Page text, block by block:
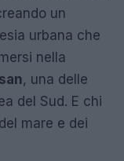
un
urbana che
nella
, una delle
del Sud. E chi
mare e dei